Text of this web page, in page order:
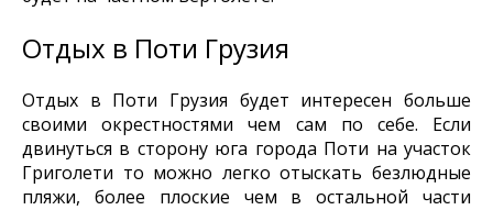
Отдых в Поти Грузия
Отдых в Поти Грузия будет интересен больше
своими окрестностями чем сам по себе. Если
двинуться в сторону юга города Поти на участок
Григолети то можно легко отыскать безлюдные
пляжи, более плоские чем в остальной части